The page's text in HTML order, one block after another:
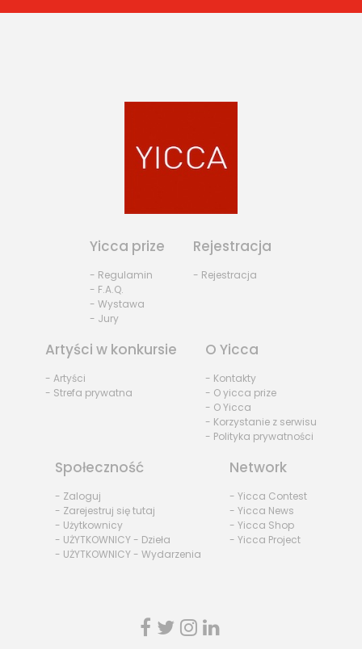
Yicca prize
- Regulamin
- F.A.Q.
- Wystawa
- Jury
Rejestracja
- Rejestracja
Artyści w konkursie
- Artyści
- Strefa prywatna
O Yicca
- Kontakty
- O yicca prize
- O Yicca
- Korzystanie z serwisu
- Polityka prywatności
Społeczność
- Zaloguj
- Zarejestruj się tutaj
- Użytkownicy
- UŻYTKOWNICY - Dzieła
- UŻYTKOWNICY - Wydarzenia
Network
- Yicca Contest
- Yicca News
- Yicca Shop
- Yicca Project